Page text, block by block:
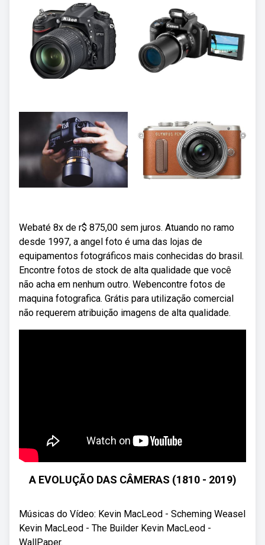
Webaté 8x de r$ 875,00 sem juros. Atuando no ramo
desde 1997, a angel foto é uma das lojas de
equipamentos fotográficos mais conhecidas do brasil.
Encontre fotos de stock de alta qualidade que você
não acha em nenhum outro. Webencontre fotos de
maquina fotografica. Grátis para utilização comercial
não requerem atribuição imagens de alta qualidade.
A EVOLUÇÃO DAS CÂMERAS (1810 - 2019)
Músicas do Vídeo: Kevin MacLeod - Scheming Weasel
Kevin MacLeod - The Builder Kevin MacLeod -
WallPaper.